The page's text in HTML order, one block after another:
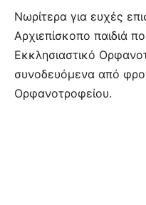
Νωρίτερα για ευχές
Αρχιεπίσκοπο παιδιά
Εκκλησιαστικό
συνοδευόμενα από
Ορφανοτροφείου.